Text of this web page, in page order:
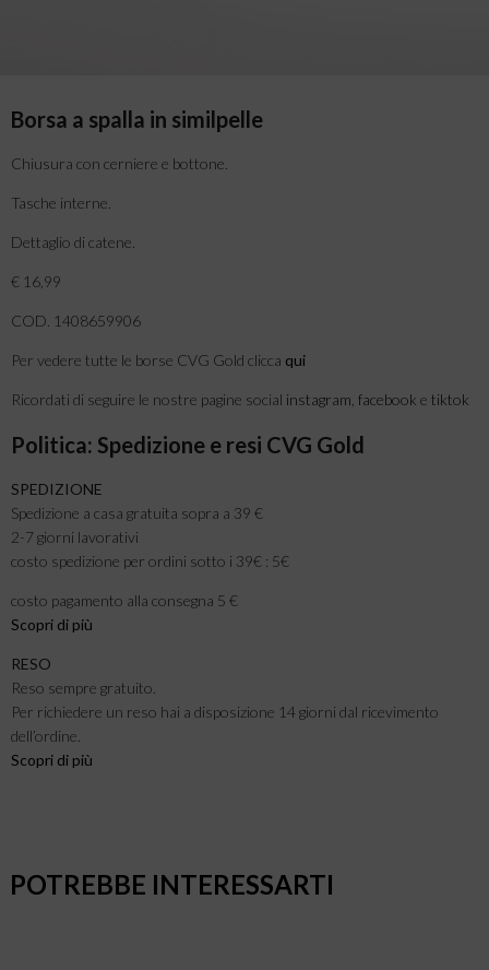
Borsa a spalla in similpelle
Chiusura con cerniere e bottone.
Tasche interne.
Dettaglio di catene.
€ 16,99
COD. 1408659906
Per vedere tutte le borse CVG Gold clicca qui
Ricordati di seguire le nostre pagine social instagram facebook e tiktok
Politica: Spedizione e resi CVG Gold
SPEDIZIONE
Spedizione a casa gratuita sopra a 39 €
2-7 giorni lavorativi
costo spedizione per ordini sotto i 39€ : 5€
costo pagamento alla consegna 5 €
Scopri di più
RESO
Reso sempre gratuito.
Per richiedere un reso hai a disposizione 14 giorni dal ricevimento
dell’ordine.
Scopri di più
POTREBBE INTERESSARTI